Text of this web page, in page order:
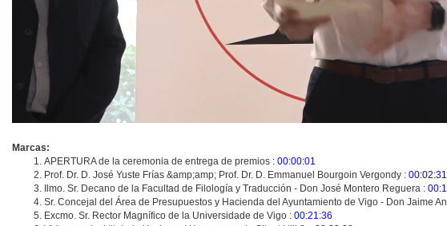
Marcas:
APERTURA de la ceremonia de entrega de premios : 00:00:01
Prof. Dr. D. José Yuste Frías &amp;amp; Prof. Dr. D. Emmanuel Bourgoin Vergondy : 00:02:31
Ilmo. Sr. Decano de la Facultad de Filología y Traducción - Don José Montero Reguera :
Sr. Concejal del Área de Presupuestos y Hacienda del Ayuntamiento de Vigo - Don Jaime
Excmo. Sr. Rector Magnífico de la Universidade de Vigo : 00:21:36